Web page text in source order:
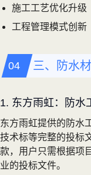
施工工艺优化升级
工程管理模式创新
三、防水
1. 东方雨虹：防水
东方雨虹提供的防水
技术标等完整的投标
款，用户只需根据项
业的投标文件。